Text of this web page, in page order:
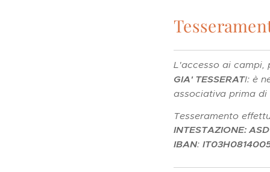
L'accesso ai
GIA' TESSERATI: è
associativa prima
Tesseramento
INTESTAZIONE:
IBAN: